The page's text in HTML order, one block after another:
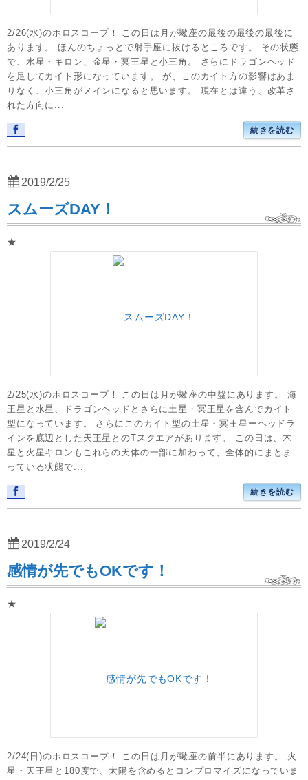
2/26(水)のホロスコープ！ この日は月が蠍座の最後の最後の最後に
あります。 ほんのちょっとで射手座に抜けるところです。 その状態
で、水星・キロン、金星・冥王星と小三角。 さらにドラゴンヘッド
を足してカイト形になっています。 が、このカイト方の影響はあま
りなく、小三角がメインになると思います。 現在とは違う、改革さ
れた方向に...
続きを読む
スムーズDAY！
★
2/25(水)のホロスコープ！ この日は月が蠍座の中盤にあります。 海
王星と水星、ドラゴンヘッドとさらに土星・冥王星を含んでカイト
型になっています。 さらにこのカイト型の土星・冥王星ーヘッドラ
インを底辺とした天王星とのTスクエアがあります。 この日は、木
星と火星キロンもこれらの天体の一部に加わって、全体的にまとま
っている状態で...
続きを読む
2019/2/25
感情が先でもOKです！
★
2/24(日)のホロスコープ！ この日は月が蠍座の前半にあります。 火
星・天王星と180度で、太陽を含めるとコンプロマイズになっていま
2019/2/24